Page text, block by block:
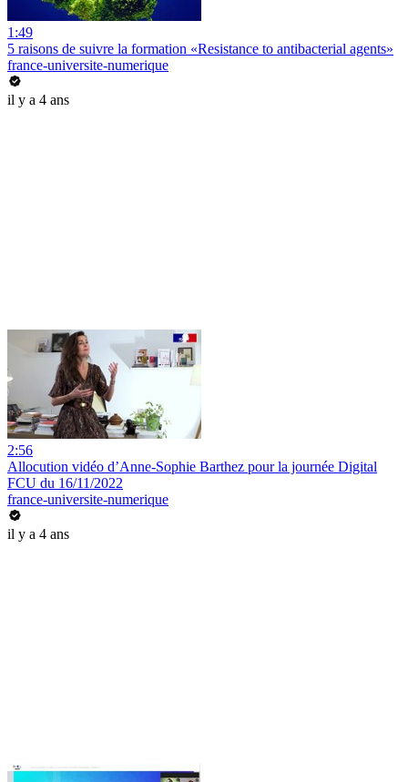
1:49
5 raisons de suivre la formation «Resistance to antibacterial agents»
france-universite-numerique
il y a 4 ans
2:56
Allocution vidéo d’Anne-Sophie Barthez pour la journée Digital
FCU du 16/11/2022
france-universite-numerique
il y a 4 ans